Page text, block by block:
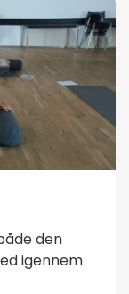
den
igennem